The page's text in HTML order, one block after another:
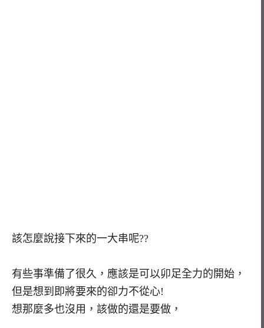
該怎麼說接下來的一大串呢??
有些事準備了很久，應該是可以卯足全力的開始，
但是想到即將要來的卻力不從心!
想那麼多也沒用，該做的還是要做，